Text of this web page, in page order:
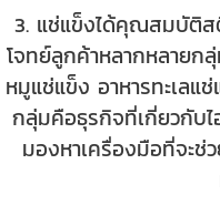
3. แช่แข็งได้คุณสมบัติส
โจทย์ลูกค้าหลากหลายก
หมูแช่แข็ง อาหารทะเลแ
กลุ่มคือธุรกิจที่เกี่ยวกับ
มองหาเครื่องมือที่จะช่